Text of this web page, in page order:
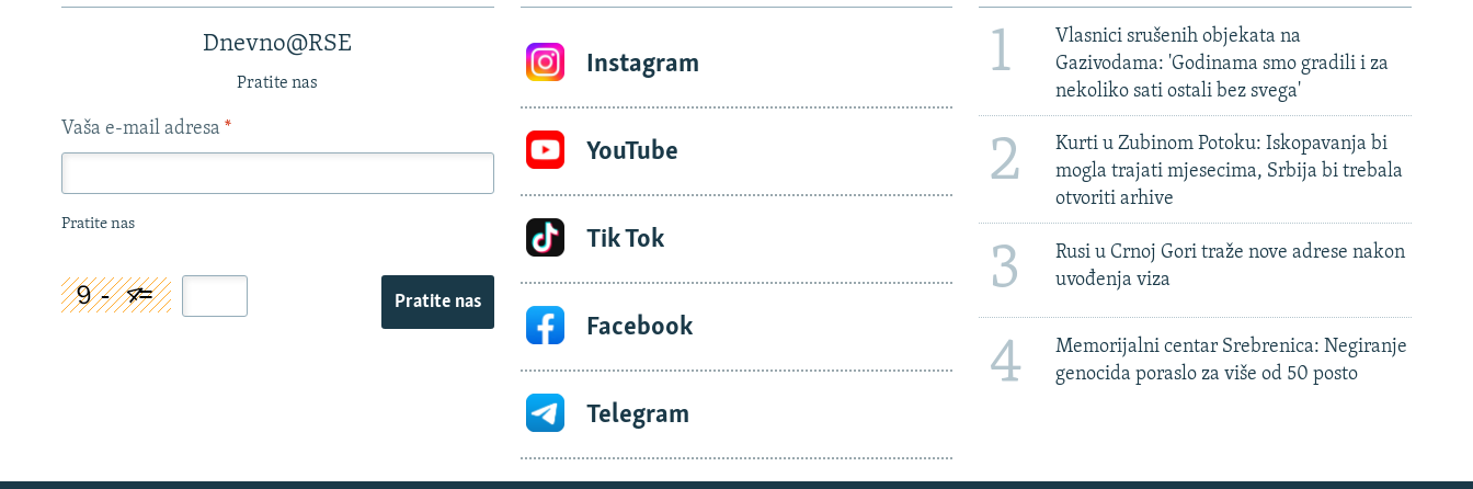
Dnevno@RSE
Pratite nas
Vaša e-mail adresa *
Pratite nas
Pratite nas
Instagram
YouTube
Tik Tok
Facebook
Telegram
1
Vlasnici srušenih objekata na
Gazivodama: 'Godinama smo gradili i za
nekoliko sati ostali bez svega'
2
Kurti u Zubinom Potoku: Iskopavanja bi
mogla trajati mjesecima, Srbija bi trebala
otvoriti arhive
3
Rusi u Crnoj Gori traže nove adrese nakon
uvođenja viza
4
Memorijalni centar Srebrenica: Negiranje
genocida poraslo za više od 50 posto